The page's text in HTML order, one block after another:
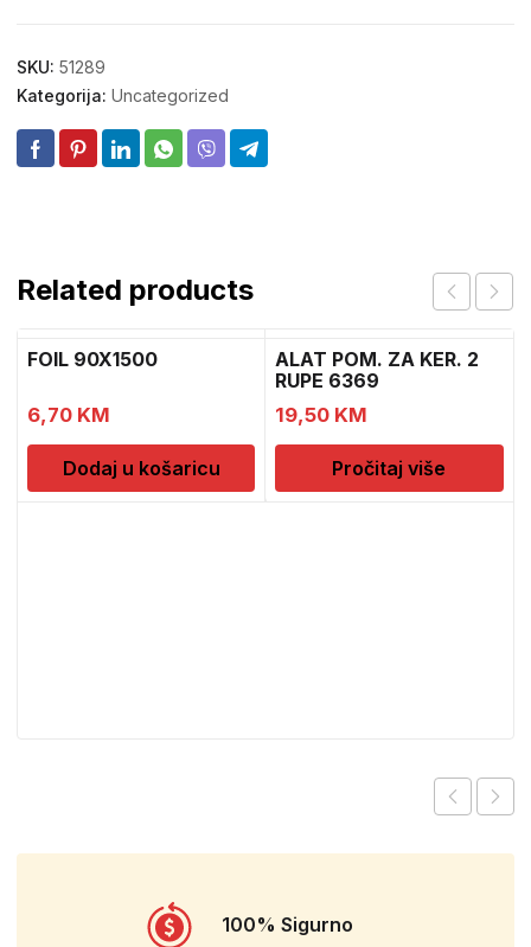
SKU: 51289
Kategorija: Uncategorized
Related products
FOIL 90X1500
6,70 KM
Dodaj u košaricu
ALAT POM. ZA KER. 2
RUPE 6369
19,50 KM
Pročitaj više
100% Sigurno